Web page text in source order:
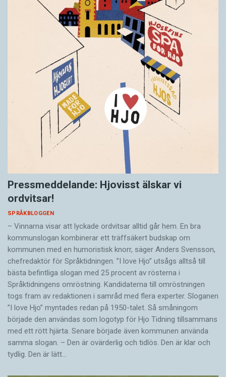
Pressmeddelande: Hjovisst älskar vi
ordvitsar!
SPRÅKBLOGGEN
– Vinnarna visar att lyckade ordvitsar alltid går hem. En bra
kommunslogan kombinerar ett träffsäkert budskap om
kommunen med en humoristisk knorr, säger Anders Svensson,
chefredaktör för Språktidningen. ”I love Hjo” utsågs alltså till
bästa befintliga slogan med 25 procent av rösterna i
Språktidningens omröstning. Kandidaterna till omröstningen
togs fram av redaktionen i samråd med flera experter. Sloganen
”I love Hjo” myntades redan på 1950-talet. Så småningom
började den användas som logotyp för Hjo Tidning tillsammans
med ett rött hjärta. Senare började även kommunen använda
samma slogan. – Den är ovärderlig och tidlös. Den är klar och
tydlig. Den är lätt…